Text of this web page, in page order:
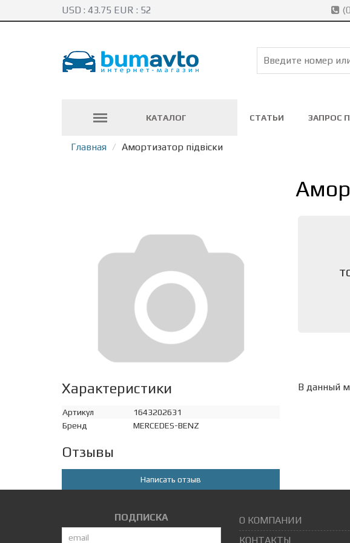
USD : 43.75 EUR : 52
КАТАЛОГ СТАТЬИ ЗАПРОС
Главная Амортизатор підвіски
Характеристики
Артикул
1643202631
Бренд
MERCEDES-BENZ
Отзывы
Написать отзыв
В данный
ПОДПИСКА
О КОМПАНИИ
КОНТАКТЫ